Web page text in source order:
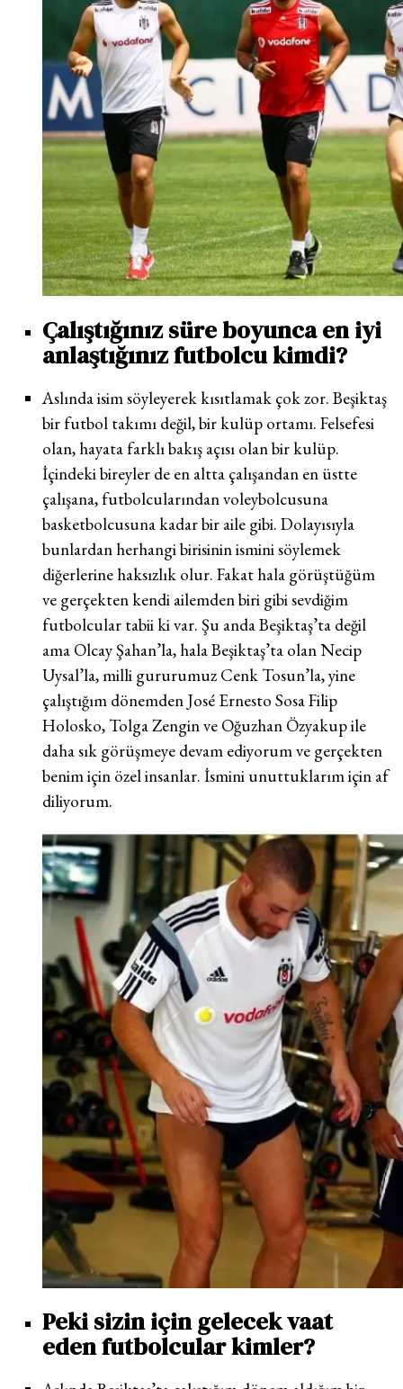
Çalıştığınız süre boyunca en iyi
anlaştığınız futbolcu kimdi?
Aslında isim söyleyerek kısıtlamak çok zor. Beşiktaş
bir futbol takımı değil, bir kulüp ortamı. Felsefesi
olan, hayata farklı bakış açısı olan bir kulüp.
İçindeki bireyler de en altta çalışandan en üstte
çalışana, futbolcularından voleybolcusuna
basketbolcusuna kadar bir aile gibi. Dolayısıyla
bunlardan herhangi birisinin ismini söylemek
diğerlerine haksızlık olur. Fakat hala görüştüğüm
ve gerçekten kendi ailemden biri gibi sevdiğim
futbolcular tabii ki var. Şu anda Beşiktaş’ta değil
ama Olcay Şahan’la, hala Beşiktaş’ta olan Necip
Uysal’la, milli gururumuz Cenk Tosun’la, yine
çalıştığım dönemden José Ernesto Sosa Filip
Holosko, Tolga Zengin ve Oğuzhan Özyakup ile
daha sık görüşmeye devam ediyorum ve gerçekten
benim için özel insanlar. İsmini unuttuklarım için af
diliyorum.
Peki sizin için gelecek vaat
eden futbolcular kimler?